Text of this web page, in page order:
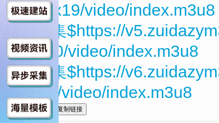
WFRx19/video/index.m3u8
第09集$https://
H7c20/video/index.m3u8
第10集$https://
icP21/video/index.m3u8
全选